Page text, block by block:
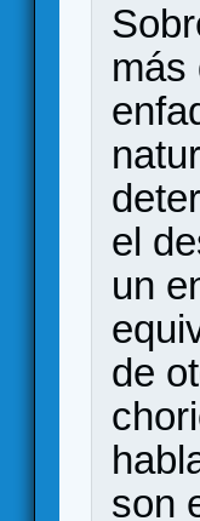
más
el
un
de
son